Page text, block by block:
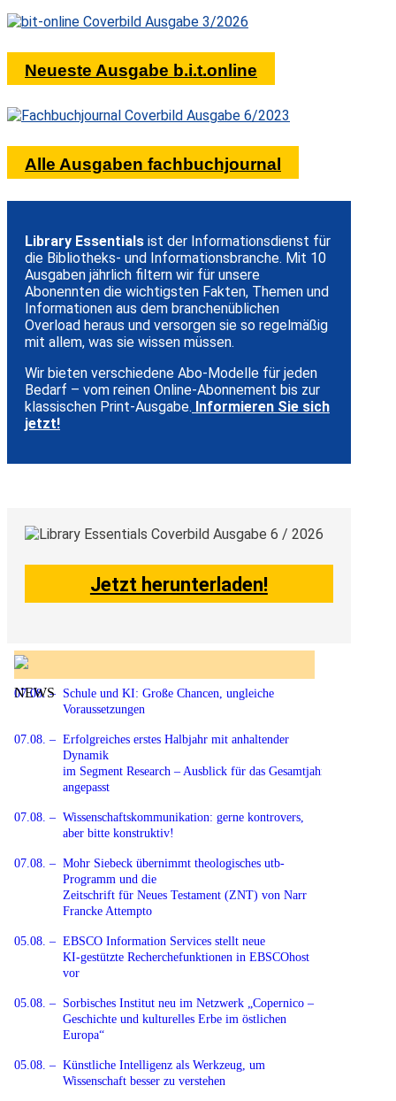
Neueste Ausgabe b.i.t.online
Alle Ausgaben fachbuchjournal
Library Essentials ist der Informationsdienst für
die Bibliotheks- und Informationsbranche. Mit 10
Ausgaben jährlich filtern wir für unsere
Abonennten die wichtigsten Fakten, Themen und
Informationen aus dem branchenüblichen
Overload heraus und versorgen sie so regelmäßig
mit allem, was sie wissen müssen.
Wir bieten verschiedene Abo-Modelle für jeden
Bedarf – vom reinen Online-Abonnement bis zur
klassischen Print-Ausgabe. Informieren Sie sich
jetzt!
Jetzt herunterladen!